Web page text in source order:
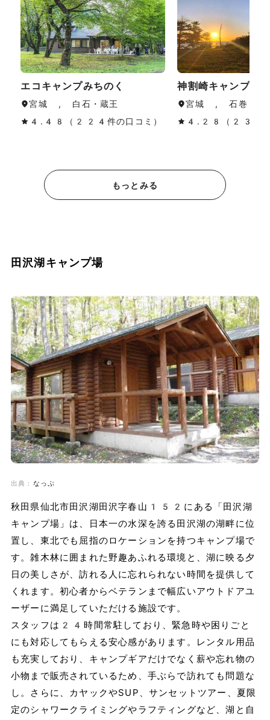
エコキャンプみちのく
宮城 , 白石・蔵王
4.48（224件の口コミ）
神割崎キャンプ場
宮城 , 石巻・気
4.28（230件
もっとみる
田沢湖キャンプ場
出典： なっぷ
秋田県仙北市田沢湖田沢字春山152にある「田沢湖
キャンプ場」は、日本一の水深を誇る田沢湖の湖畔に位
置し、東北でも屈指のロケーションを持つキャンプ場で
す。雑木林に囲まれた野趣あふれる環境と、湖に映る夕
日の美しさが、訪れる人に忘れられない時間を提供して
くれます。初心者からベテランまで幅広いアウトドアユ
ーザーに満足していただける施設です。
スタッフは24時間常駐しており、緊急時や困りごと
にも対応してもらえる安心感があります。レンタル用品
も充実しており、キャンプギアだけでなく薪や忘れ物の
小物まで販売されているため、手ぶらで訪れても問題な
し。さらに、カヤックやSUP、サンセットツアー、夏限
定のシャワークライミングやラフティングなど、湖と自